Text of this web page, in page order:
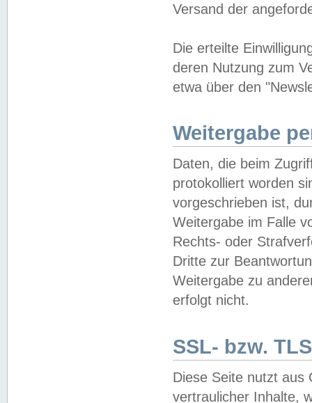
Versand der
Die erteilte
deren Nutzung zum
etwa über den
Weitergabe
Daten, die beim
protokolliert worden
vorgeschrieben ist,
Weitergabe im Falle
Rechts- oder
Dritte zur
Weitergabe zu
erfolgt nicht.
SSL- bzw.
Diese Seite nutzt aus
vertraulicher Inhalte,